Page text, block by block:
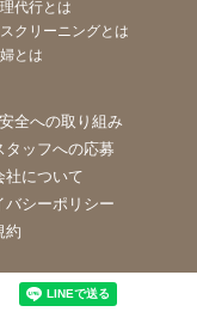
代行とは
クリーニングとは
とは
全への取り組み
タッフへの応募
社について
バシーポリシー
約